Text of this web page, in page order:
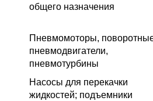
общего назначения
Пневмомоторы,
пневмодвигатели,
пневмотурбины
Насосы для перекачки
жидкостей; подъемники